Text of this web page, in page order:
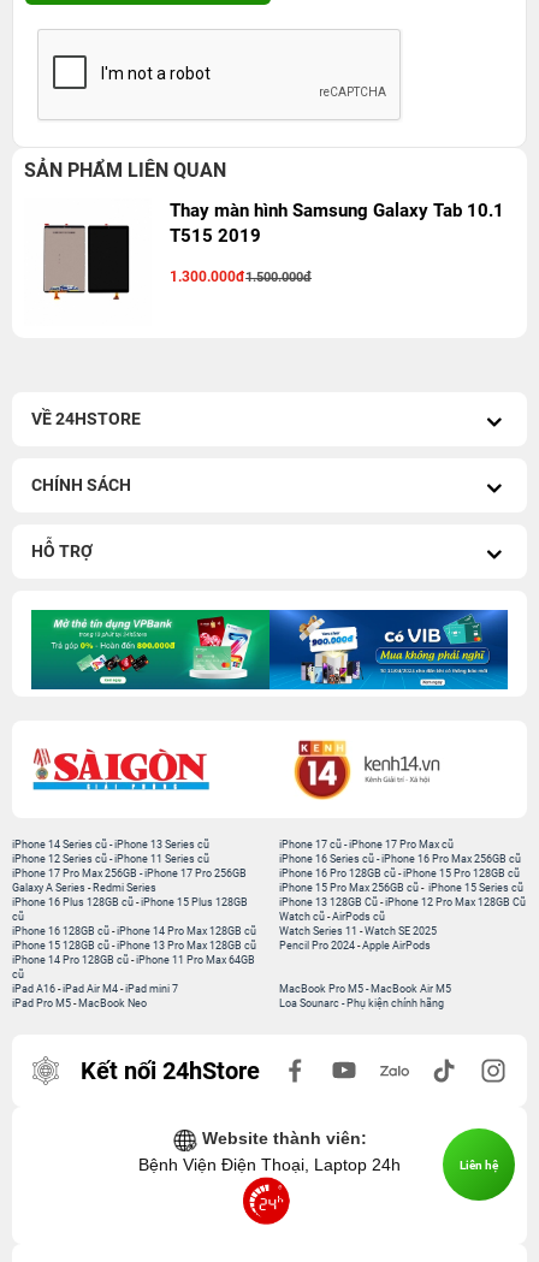
SẢN PHẨM LIÊN QUAN
Thay màn hình Samsung Galaxy Tab 10.1
T515 2019
1.300.000đ1.500.000đ
VỀ 24HSTORE
CHÍNH SÁCH
HỖ TRỢ
iPhone 14 Series cũ -iPhone 13 Series cũ
iPhone 12 Series cũ -iPhone 11 Series cũ
iPhone 17 Pro Max 256GB -iPhone 17 Pro 256GB
Galaxy A Series - Redmi Series
iPhone 17 cũ-iPhone 17 Pro Max cũ
iPhone 16 Series cũ- iPhone 16 Pro Max 256GB cũ
iPhone 16 Pro 128GB cũ-iPhone 15 Pro 128GB cũ
iPhone 15 Pro Max 256GB cũ- iPhone 15 Series cũ
iPhone 16 Plus 128GB cũ -iPhone 15 Plus 128GB
cũ
iPhone 16 128GB cũ -iPhone 14 Pro Max 128GB cũ
iPhone 15 128GB cũ -iPhone 13 Pro Max 128GB cũ
iPhone 14 Pro 128GB cũ -iPhone 11 Pro Max 64GB
cũ
iPhone 13 128GB Cũ-iPhone 12 Pro Max 128GB Cũ
Watch cũ-AirPods cũ
Watch Series 11 -Watch SE 2025
Pencil Pro 2024-Apple AirPods
iPad A16 -iPad Air M4 -iPad mini 7
iPad Pro M5 - MacBook Neo
MacBook Pro M5- MacBook Air M5
Loa Sounarc- Phụ kiện chính hãng
Kết nối 24hStore
Website thành viên:
Bệnh Viện Điện Thoại, Laptop 24h
Liên hệ